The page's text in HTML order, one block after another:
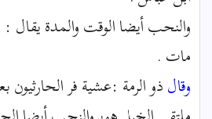
والنحب أيضا الوقت والمدة يقال
مات .
وقالذو الرمة :عشية فر